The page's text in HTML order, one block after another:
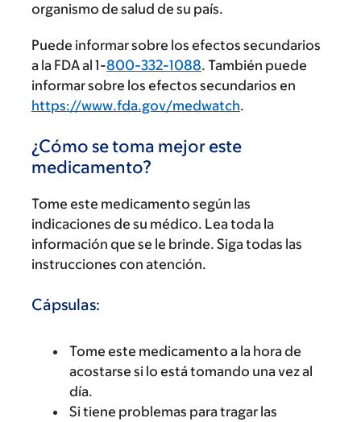
organismo de salud de su país.
Puede informar sobre los efectos secundarios
a la FDA al 1-800-332-1088. También puede
informar sobre los efectos secundarios en
https://www.fda.gov/medwatch.
¿Cómo se toma mejor este
medicamento?
Tome este medicamento según las
indicaciones de su médico. Lea toda la
información que se le brinde. Siga todas las
instrucciones con atención.
Cápsulas:
Tome este medicamento a la hora de
acostarse si lo está tomando una vez al
día.
Si tiene problemas para tragar las